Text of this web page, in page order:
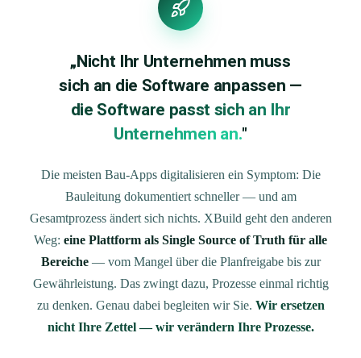
„Nicht Ihr Unternehmen muss
sich an die Software anpassen —
die Software passt sich an Ihr
Unternehmen an."
Die meisten Bau-Apps digitalisieren ein Symptom: Die
Bauleitung dokumentiert schneller — und am
Gesamtprozess ändert sich nichts. XBuild geht den anderen
Weg: eine Plattform als Single Source of Truth für alle
Bereiche— vom Mangel über die Planfreigabe bis zur
Gewährleistung. Das zwingt dazu, Prozesse einmal richtig
zu denken. Genau dabei begleiten wir Sie. Wir ersetzen
nicht Ihre Zettel — wir verändern Ihre Prozesse.